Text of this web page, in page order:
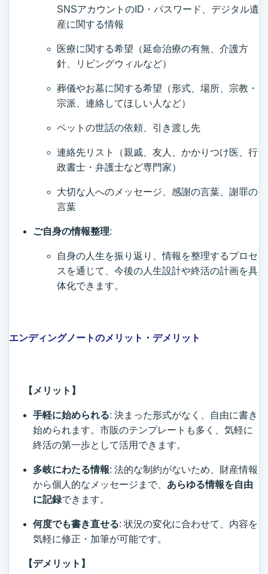
SNSアカウントのID・パスワード、デジタル遺
産に関する情報
医療に関する希望（延命治療の有無、介護方
針、リビングウィルなど）
葬儀やお墓に関する希望（形式、場所、宗教・
宗派、連絡してほしい人など）
ペットの世話の依頼、引き渡し先
連絡先リスト（親戚、友人、かかりつけ医、行
政書士・弁護士など専門家）
大切な人へのメッセージ、感謝の言葉、謝罪の
言葉
ご自身の情報整理:
自身の人生を振り返り、情報を整理するプロセ
スを通じて、今後の人生設計や終活の計画を具
体化できます。
エンディングノートのメリット・デメリット
【メリット】
手軽に始められる: 決まった形式がなく、自由に書き
始められます。市販のテンプレートも多く、気軽に
終活の第一歩として活用できます。
多岐にわたる情報: 法的な制約がないため、財産情報
から個人的なメッセージまで、 あらゆる情報を自由
に記録できます。
何度でも書き直せる: 状況の変化に合わせて、内容を
気軽に修正・加筆が可能です。
【デメリット】